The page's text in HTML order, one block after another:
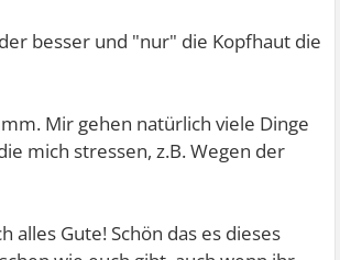
besser und "nur" die Kopfhaut die
Mir gehen natürlich viele Dinge
mich stressen, z.B. Wegen der
alles Gute! Schön das es dieses